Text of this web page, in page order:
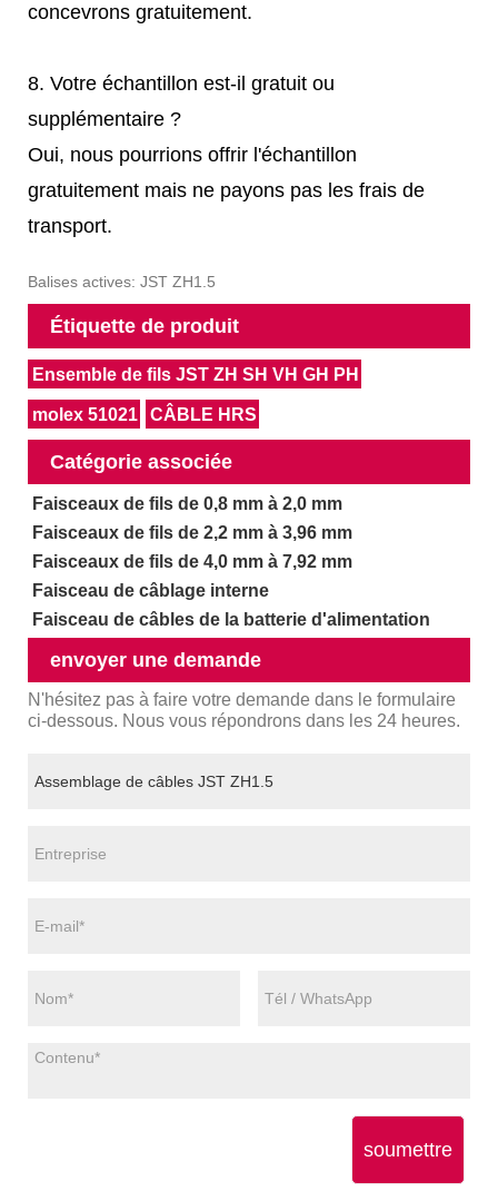
concevrons gratuitement.
8. Votre échantillon est-il gratuit ou
supplémentaire ?
Oui, nous pourrions offrir l'échantillon
gratuitement mais ne payons pas les frais de
transport.
Balises actives: JST ZH1.5
Étiquette de produit
Ensemble de fils JST ZH SH VH GH PH
molex 51021 CÂBLE HRS
Catégorie associée
Faisceaux de fils de 0,8 mm à 2,0 mm
Faisceaux de fils de 2,2 mm à 3,96 mm
Faisceaux de fils de 4,0 mm à 7,92 mm
Faisceau de câblage interne
Faisceau de câbles de la batterie d'alimentation
envoyer une demande
N'hésitez pas à faire votre demande dans le formulaire
ci-dessous. Nous vous répondrons dans les 24 heures.
soumettre